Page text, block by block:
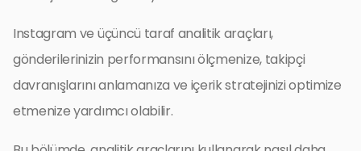
Instagram ve üçüncü taraf analitik araçları,
gönderilerinizin performansını ölçmenize, takipçi
davranışlarını anlamanıza ve içerik stratejinizi optimize
etmenize yardımcı olabilir.